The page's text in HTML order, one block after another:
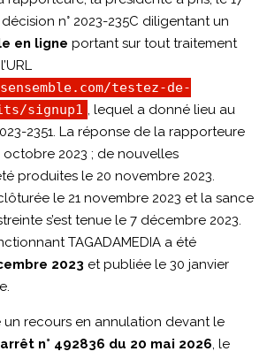
n° 2023-235C diligentant un
en ligne portant sur tout traitement
testez-de-
signup1 , lequel a donné lieu au
2351. La réponse de la rapporteure
2023 ; de nouvelles
produites le 20 novembre 2023.
le 21 novembre 2023 et la sance
s’est tenue le 7 décembre 2023.
TAGADAMEDIA a été
2023 et publiée le 30 janvier
un recours en annulation devant le
arrêt n° 492836 du 20 mai 2026, le